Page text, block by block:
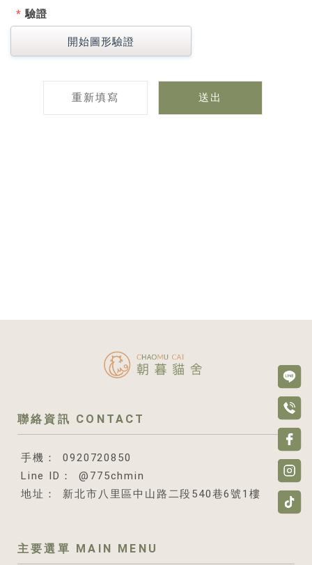
* 驗證
開始圖形驗證
@775chmin
0920720850
新北市八里區中山路二段540巷6號1樓